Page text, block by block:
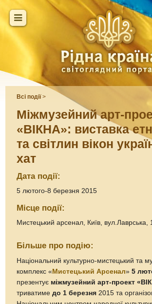
Всі події>
Міжмузейний арт-
«ВІКНА»: виставка
та світлин вікон
хат
Дата події:
5 лютого-8 березня 2015
Місце події:
Мистецький арсенал, Київ, вул.Лаврська,
Більше про подію:
Національний культурно-мистецький та
комплекс « Мистецький Арсенал»5
презентує міжмузейний арт-проект
триватимедо 1 березня 2015 та